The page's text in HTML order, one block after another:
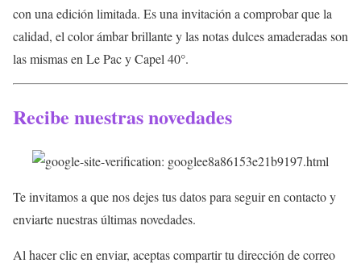
con una edición limitada. Es una invitación a comprobar que la
calidad, el color ámbar brillante y las notas dulces amaderadas son
las mismas en Le Pac y Capel 40°.
Recibe nuestras novedades
Te invitamos a que nos dejes tus datos para seguir en contacto y
enviarte nuestras últimas novedades.
Al hacer clic en enviar, aceptas compartir tu dirección de correo